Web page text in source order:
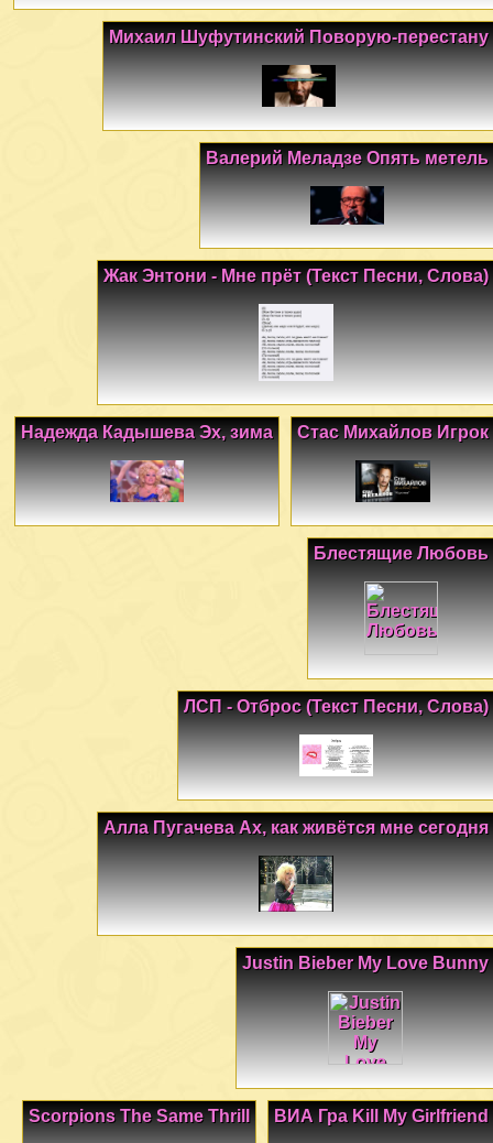
Михаил Шуфутинский Поворую-перестану
Валерий Меладзе Опять метель
Жак Энтони - Мне прёт (Текст Песни, Слова)
Стас Михайлов Игрок
Надежда Кадышева Эх, зима
Блестящие Любовь
ЛСП - Отброс (Текст Песни, Слова)
Алла Пугачева Ах, как живётся мне сегодня
Justin Bieber My Love Bunny
ВИА Гра Kill My Girlfriend
Scorpions The Same Thrill